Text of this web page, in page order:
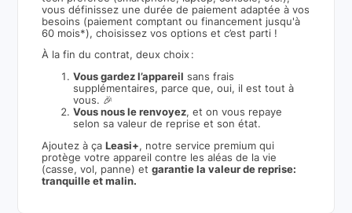
vous définissez une durée de paiement adaptée à vos
besoins (paiement comptant ou financement jusqu'à
60 mois*), choisissez vos options et c’est parti !
À la fin du contrat, deux choix :
Vous gardez l’appareil sans frais
supplémentaires, parce que, oui, il est tout à
vous. 🎉
Vous nous le renvoyez, et on vous repaye
selon sa valeur de reprise et son état.
Ajoutez à ça Leasi+, notre service premium qui
protège votre appareil contre les aléas de la vie
(casse, vol, panne) etgarantie la valeur de reprise:
tranquille et malin.